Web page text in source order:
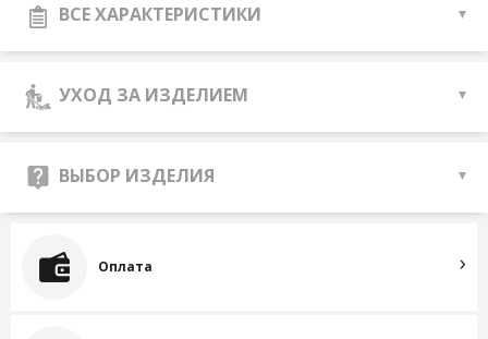
ВСЕ ХАРАКТЕРИСТИКИ
УХОД ЗА ИЗДЕЛИЕМ
ВЫБОР ИЗДЕЛИЯ
Оплата